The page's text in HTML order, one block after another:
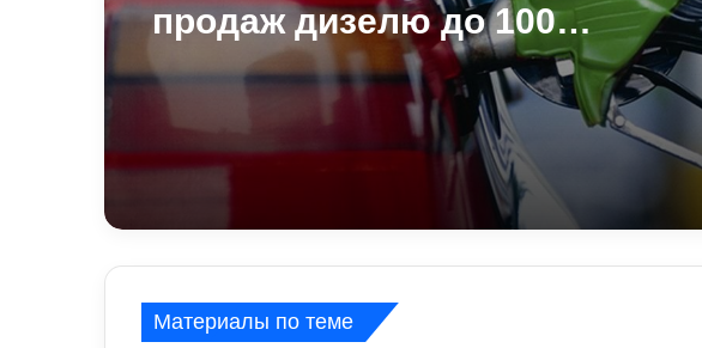
продаж дизелю до 100
літрів: стало відомо, кого
стосується ліміт
Материалы по теме